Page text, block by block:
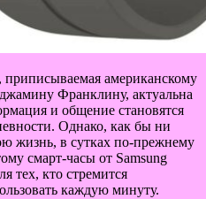
американскому
Франклину, актуальна
и общение становятся
Однако, как бы ни
жизнь, в сутках по-прежнему
смарт-часы от Samsung
тех, кто стремится
каждую минуту.